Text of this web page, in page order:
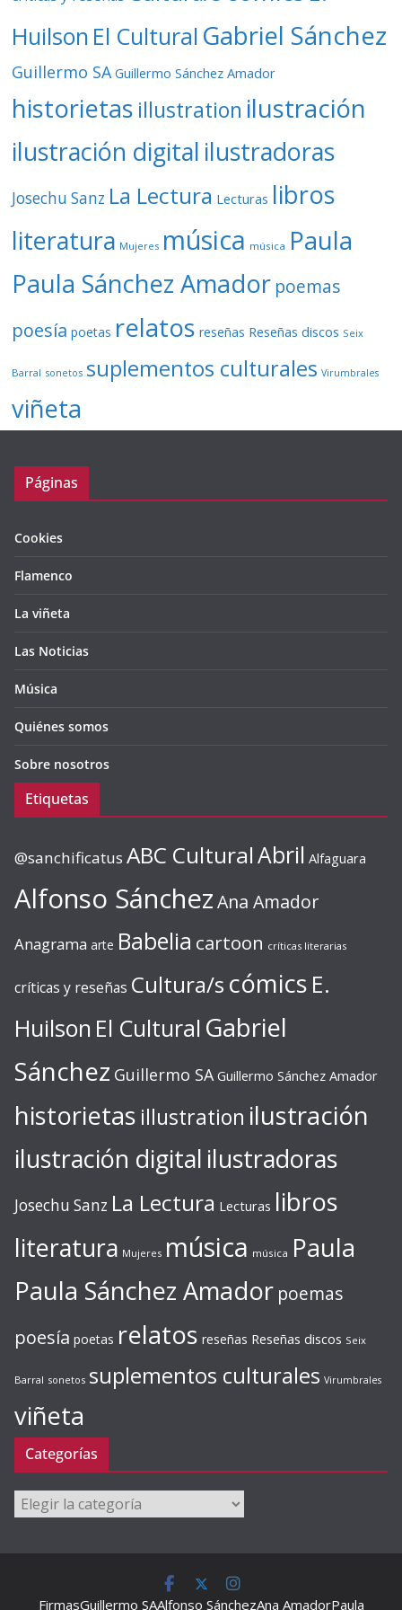
Huilson El Cultural Gabriel Sánchez
Guillermo SA Guillermo Sánchez Amador
historietas illustration ilustración
ilustración digital ilustradoras
Josechu Sanz La Lectura Lecturas libros
literatura Mujeres música música Paula
Paula Sánchez Amador poemas
poesía poetas relatos reseñas Reseñas discos Seix
Barral sonetos suplementos culturales Virumbrales
viñeta
Páginas
Cookies
Flamenco
La viñeta
Las Noticias
Música
Quiénes somos
Sobre nosotros
Etiquetas
@sanchificatus ABC CulturalAbril Alfaguara
Alfonso SánchezAna Amador
Anagrama arte Babelia cartoon críticas literarias
críticas y reseñas Cultura/s cómics E.
Huilson El Cultural Gabriel
Sánchez Guillermo SA Guillermo Sánchez Amador
historietas illustration ilustración
ilustración digital ilustradoras
Josechu Sanz La Lectura Lecturas libros
literatura Mujeres música música Paula
Paula Sánchez Amador poemas
poesía poetas relatos reseñas Reseñas discos Seix
Barral sonetos suplementos culturales Virumbrales
viñeta
Categorías
Categorías
FirmasGuillermo SAAlfonso SánchezAna AmadorPaula